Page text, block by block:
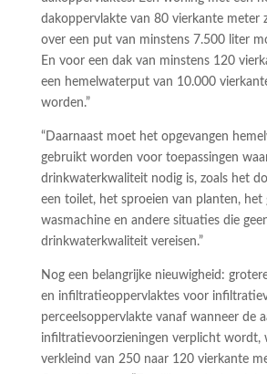
dakoppervlakte van 80 vierkante meter
over een put van minstens 7.500 liter
En voor een dak van minstens 120
een hemelwaterput van 10.000
worden.”
“Daarnaast moet het opgevangen
gebruikt worden voor toepassingen
drinkwaterkwaliteit nodig is, zoals het
een toilet, het sproeien van planten, het
wasmachine en andere situaties die
drinkwaterkwaliteit vereisen.”
Nog een belangrijke nieuwigheid:
en infiltratieoppervlaktes voor
perceelsoppervlakte vanaf wanneer de
infiltratievoorzieningen verplicht wordt,
verkleind van 250 naar 120 vierkante